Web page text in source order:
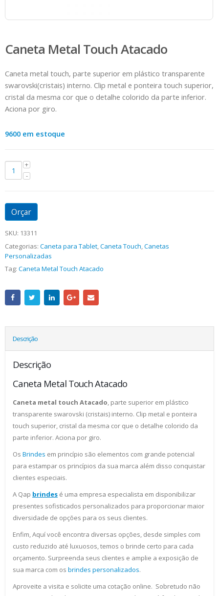
Caneta Metal Touch Atacado
Caneta metal touch, parte superior em plástico transparente
swarovski(cristais) interno. Clip metal e ponteira touch superior,
cristal da mesma cor que o detalhe colorido da parte inferior.
Aciona por giro.
9600 em estoque
Orçar
SKU: 13311
Categorias: Caneta para Tablet,Caneta Touch,Canetas
Personalizadas
Tag: Caneta Metal Touch Atacado
Descrição
Descrição
Caneta Metal Touch Atacado
Caneta metal touch Atacado, parte superior em plástico
transparente swarovski (cristais) interno. Clip metal e ponteira
touch superior, cristal da mesma cor que o detalhe colorido da
parte inferior. Aciona por giro.
Os Brindes em princípio são elementos com grande potencial
para estampar os princípios da sua marca além disso conquistar
clientes especiais.
A Qap brindes é uma empresa especialista em disponibilizar
presentes sofisticados personalizados para proporcionar maior
diversidade de opções para os seus clientes.
Enfim, Aquí você encontra diversas opções, desde simples com
custo reduzido até luxuosos, temos o brinde certo para cada
orçamento. Surpreenda seus clientes e amplie a exposição de
sua marca com os brindes personalizados.
Aproveite a visita e solicite uma cotação online. Sobretudo não